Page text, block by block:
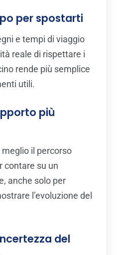
per spostarti
e tempi di viaggio
reale di rispettare i
rende più semplice
utili.
più
il percorso
contare su un
anche solo per
l’evoluzione del
del